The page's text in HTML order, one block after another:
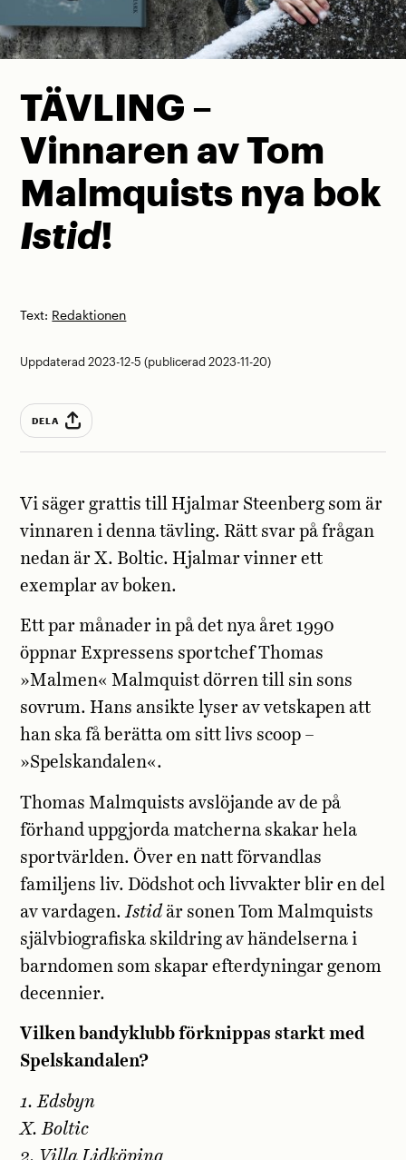
TÄVLING –
Vinnaren av Tom
Malmquists nya bok
Istid!
Text: Redaktionen
Uppdaterad 2023-12-5 (publicerad 2023-11-20)
DELA
Vi säger grattis till Hjalmar Steenberg som är
vinnaren i denna tävling. Rätt svar på frågan
nedan är X. Boltic. Hjalmar vinner ett
exemplar av boken.
Ett par månader in på det nya året 1990
öppnar Expressens sportchef Thomas
»Malmen« Malmquist dörren till sin sons
sovrum. Hans ansikte lyser av vetskapen att
han ska få berätta om sitt livs scoop –
»Spelskandalen«.
Thomas Malmquists avslöjande av de på
förhand uppgjorda matcherna skakar hela
sportvärlden. Över en natt förvandlas
familjens liv. Dödshot och livvakter blir en del
av vardagen. Istid är sonen Tom Malmquists
självbiografiska skildring av händelserna i
barndomen som skapar efterdyningar genom
decennier.
Vilken bandyklubb förknippas starkt med
Spelskandalen?
1. Edsbyn
X. Boltic
2. Villa Lidköping